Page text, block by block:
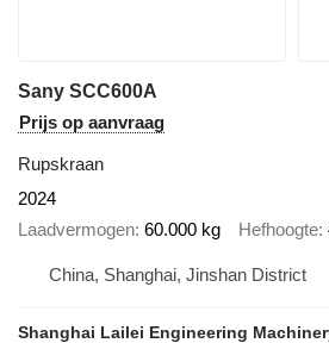
Sany SCC600A
Prijs op aanvraag
Rupskraan
2024
Laadvermogen 60.000 kg Hefhoogte
China, Shanghai, Jinshan District
Shanghai Lailei Engineering